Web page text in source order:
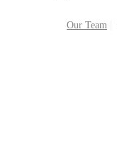
Our Team